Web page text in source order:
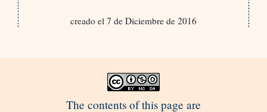
creado el 7 de Diciembre de 2016
The contents of this page are